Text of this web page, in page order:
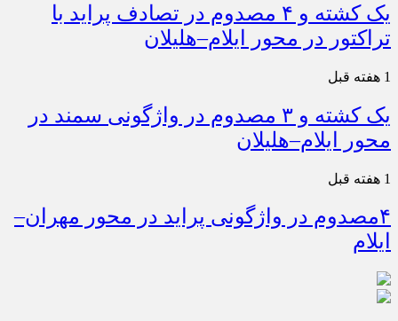
یک کشته و ۴ مصدوم در تصادف پراید با
تراکتور در محور ایلام–هلیلان
1 هفته قبل
یک کشته و ۳ مصدوم در واژگونی سمند در
محور ایلام–هلیلان
1 هفته قبل
۴مصدوم در واژگونی پراید در محور مهران–
ایلام